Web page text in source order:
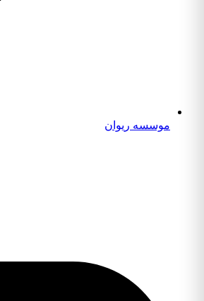
موسسه ریوان